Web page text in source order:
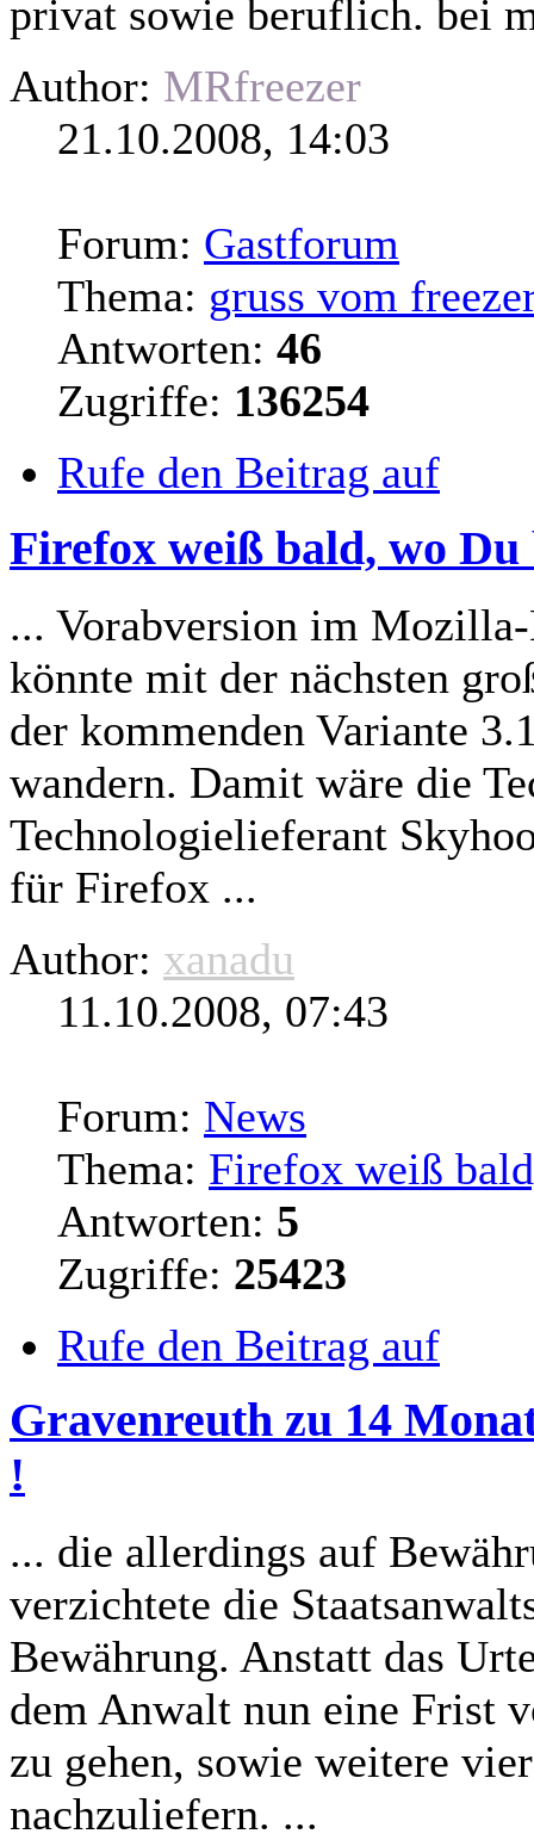
privat sowie beruflich. bei
Author: MRfreezer
21.10.2008, 14:03
Forum: Gastforum
Thema: gruss vom
Antworten: 46
Zugriffe: 136254
Rufe den Beitrag auf
Firefox weiß bald, wo Du
... Vorabversion im
könnte mit der nächsten
der kommenden Variante
wandern. Damit wäre die
Technologielieferant
für Firefox ...
Author: xanadu
11.10.2008, 07:43
Forum: News
Thema: Firefox weiß
Antworten: 5
Zugriffe: 25423
Rufe den Beitrag auf
Gravenreuth zu 14
!
... die allerdings auf
verzichtete die
Bewährung. Anstatt das
dem Anwalt nun eine Frist
zu gehen, sowie weitere
nachzuliefern. ...